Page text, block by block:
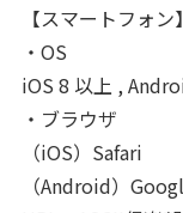
【スマートフォン】
・OS
iOS 8 以上 ,
・ブラウザ
（iOS）Safari
（Android）